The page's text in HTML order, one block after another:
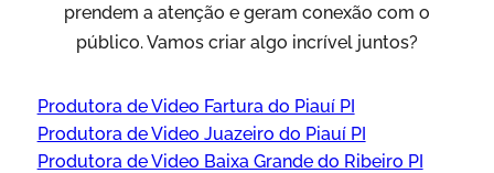
prendem a atenção e geram conexão com o
público. Vamos criar algo incrível juntos?
Produtora de Video Fartura do Piauí PI
Produtora de Video Juazeiro do Piauí PI
Produtora de Video Baixa Grande do Ribeiro PI